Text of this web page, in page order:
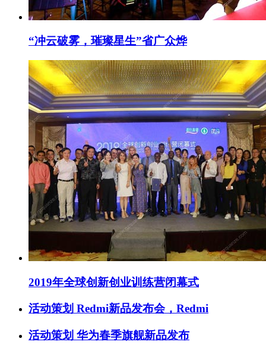
“冲云破雾，璀璨星生”省广众烨
2019年全球创新创业训练营闭幕式
活动策划 Redmi新品发布会，Redmi
活动策划 华为春季旗舰新品发布